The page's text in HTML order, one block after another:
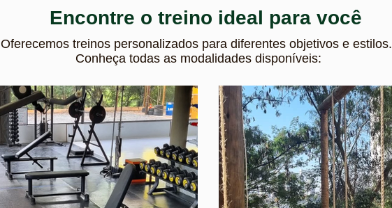
Encontre o treino ideal para você
Oferecemos treinos personalizados para diferentes objetivos e estilos.
Conheça todas as modalidades disponíveis: